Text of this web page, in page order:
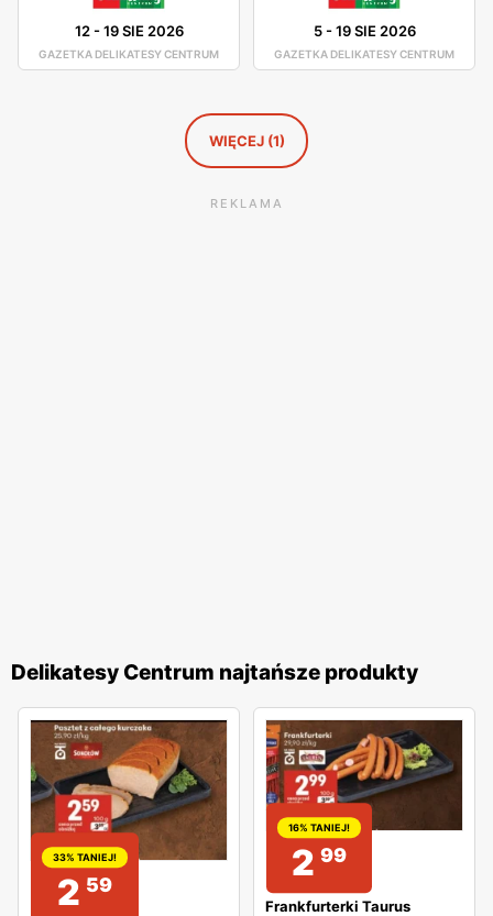
Centrum. Duża ilość tych sklepów sprawia, że nawet nie
musisz wsiadać w samochód, by pójść na zakupy, gdyż
jest ogromne prawdopodobieństwo, że sklep Delikatesy
12-19 SIE 2026
GAZETKA DELIKATESY CENTRUM
5-19 SIE 2026
GAZETKA DELIKATESY CENTRUM
WIĘCEJ (1)
REKLAMA
Delikatesy Centrum najtańsze produkty
33% TANIEJ!
2 59
16% TANIEJ!
2 99
Frankfurterki Taurus